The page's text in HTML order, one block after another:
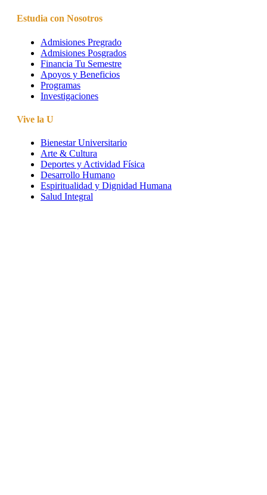
Estudia con Nosotros
Admisiones Pregrado
Admisiones Posgrados
Financia Tu Semestre
Apoyos y Beneficios
Programas
Investigaciones
Vive la U
Bienestar Universitario
Arte & Cultura
Deportes y Actividad Física
Desarrollo Humano
Espiritualidad y Dignidad Humana
Salud Integral